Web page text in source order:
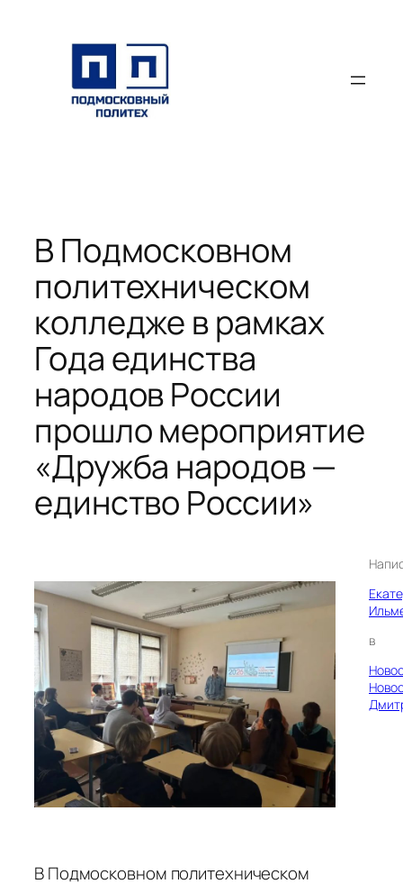
содержимому
В Подмосковном
политехническом
колледже в рамках
Года единства
народов России
прошло мероприятие
«Дружба народов —
единство России»
в
В Подмосковном политехническом